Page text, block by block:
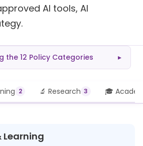
AI tools, AI
the 12 Policy Categories ▸
2 🔬 Research 3 🎓
Learning